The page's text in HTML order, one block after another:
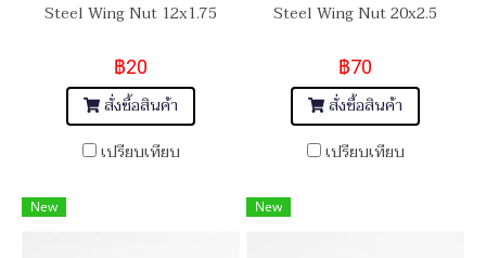
Steel Wing Nut 12x1.75
฿20
สั่งซื้อสินค้า
เปรียบเทียบ
Steel Wing Nut 20x2.5
฿70
สั่งซื้อสินค้า
เปรียบเทียบ
New New